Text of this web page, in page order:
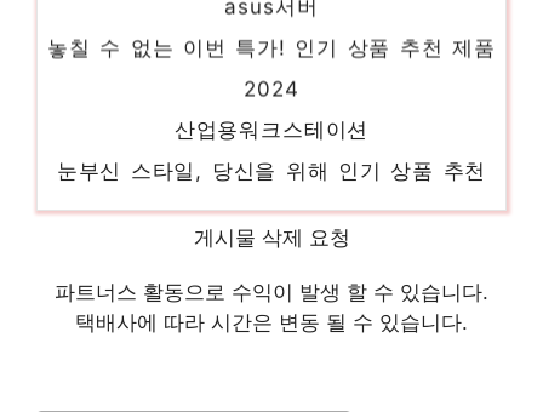
hpz
품 2024
게시물 삭제 요청
파트너스 활동으로 수익이 발생 할 수 있습니다.
택배사에 따라 시간은 변동 될 수 있습니다.